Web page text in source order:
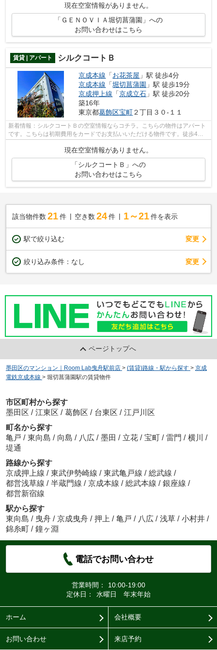
現在空室情報がありません。
「ＧＥＮＯＶＩＡ堀切菖蒲園」への
お問い合わせはこちら
賃貸 | アパート シルクコートＢ
京成本線 「お花茶屋 」駅 徒歩4分
京成本線 「堀切菖蒲園 」駅 徒歩19分
京成押上線 「京成立石 」駅 徒歩20分
築16年
東京都葛飾区宝町２丁目３０-１１
新着情報：シルクコートＢの空室情報ならコチラ。こちらの物件はアパート
です。こちらは初期費用をカードでお支払いいただける物件です。徒歩4分
現在空室情報がありません。
「シルクコートＢ」への
お問い合わせはこちら
該当物件数 21件 空き数 24 件 1～21 件を表示
駅で絞り込む 変更
絞り込み条件： なし 変更
ページトップへ
墨田区のマンション｜Room Lab曳舟駅前店 > (賃貸)路線・駅から探す > 京成
電鉄京成本線 > 堀切菖蒲園駅の賃貸物件
市区町村から探す
墨田区 / 江東区 / 葛飾区 / 台東区 / 江戸川区
町名から探す
亀戸 / 東向島 / 向島 / 八広 / 墨田 / 立花 / 宝町 / 雷門 / 横川 /
堤通
路線から探す
京成押上線 / 東武伊勢崎線 / 東武亀戸線 / 総武線 /
都営浅草線 / 半蔵門線 / 京成本線 / 総武本線 / 銀座線 /
都営新宿線
駅から探す
東向島 / 曳舟 / 京成曳舟 / 押上 / 亀戸 / 八広 / 浅草 / 小村井 /
錦糸町 / 鐘ヶ淵
電話でお問い合わせ
営業時間：
10:00-19:00
定休日：
水曜日 年末年始
ホーム 会社概要
お問い合わせ 来店予約